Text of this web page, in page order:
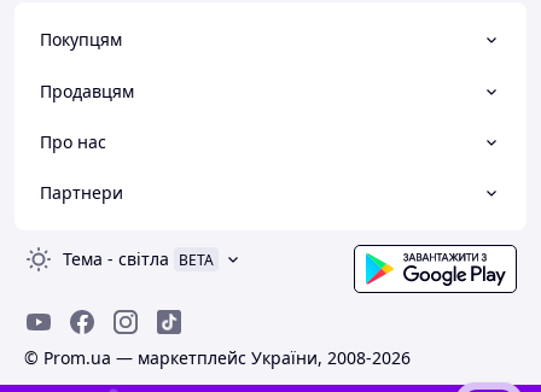
Покупцям
Продавцям
Про нас
Партнери
Тема - світла BETA
© Prom.ua — маркетплейс України, 2008-2026